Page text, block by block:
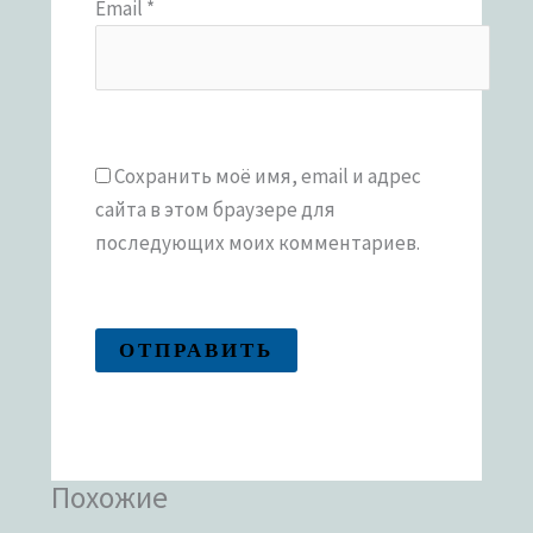
Email *
Сохранить моё имя, email и адрес
сайта в этом браузере для
последующих моих комментариев.
Похожие